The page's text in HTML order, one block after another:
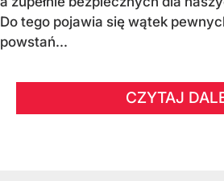
Do tego pojawia się wątek
powstań...
CZYTAJ